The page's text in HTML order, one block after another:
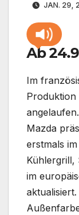
JAN. 29,
Ab
Im
Produktion
Mazda
erstmals
Kühlergrill,
im